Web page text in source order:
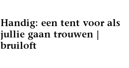
Handig: een tent voor als
jullie gaan trouwen |
bruiloft